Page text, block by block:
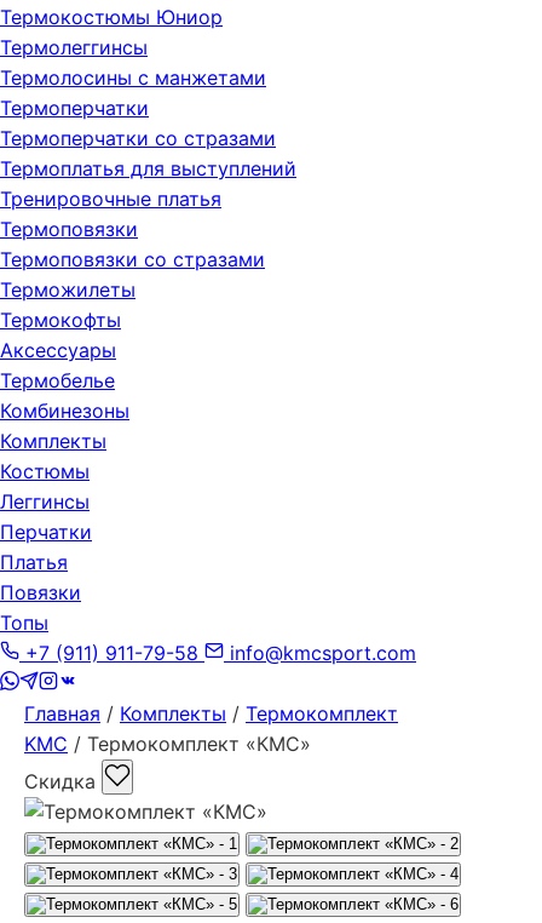
Термокостюмы Юниор
Термолеггинсы
Термолосины с манжетами
Термоперчатки
Термоперчатки со стразами
Термоплатья для выступлений
Тренировочные платья
Термоповязки
Термоповязки со стразами
Терможилеты
Термокофты
Аксессуары
Термобелье
Комбинезоны
Комплекты
Костюмы
Леггинсы
Перчатки
Платья
Повязки
Топы
+7 (911) 911-79-58
info@kmcsport.com
Главная / Комплекты / Термокомплект
KMC / Термокомплект «КМС»
Скидка